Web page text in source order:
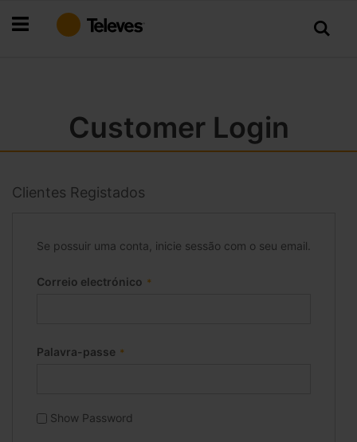
para
Customer Login
Clientes Registados
Se possuir uma conta, inicie sessão com o seu email.
Correio electrónico
Palavra-passe
Show Password